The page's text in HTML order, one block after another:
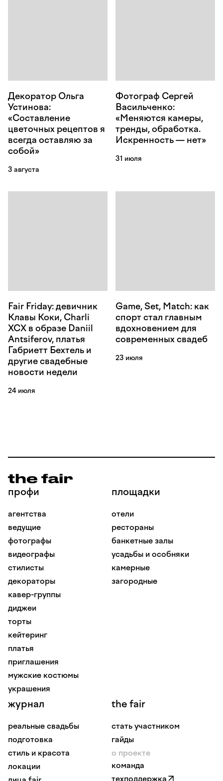
Декоратор Ольга
Устинова:
«Составление
цветочных рецептов я
всегда оставляю за
собой»
3 августа
Фотограф Сергей
Васильченко:
«Меняются камеры,
тренды, обработка.
Искренность — нет»
31 июля
Fair Friday: девичник
Клавы Коки, Charli
XCX в образе Daniil
Antsiferov, платья
Габриетт Бехтель и
другие свадебные
новости недели
24 июля
Game, Set, Match: как
спорт стал главным
вдохновением для
современных свадеб
23 июля
профи
агентства
ведущие
фотографы
видеографы
стилисты
декораторы
кавер-группы
диджеи
торты
кейтеринг
платья
приглашения
мужские костюмы
украшения
площадки
отели
рестораны
банкетные залы
усадьбы и особняки
камерные
загородные
журнал
реальные свадьбы
подготовка
стиль и красота
локации
the fair
стать участником
гайды
о проекте
команда
техподдержка